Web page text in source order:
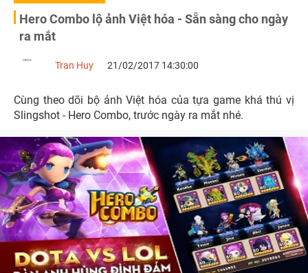
Hero Combo lộ ảnh Việt hóa - Sẵn sàng cho ngày
ra mắt
Tran Huy 21/02/2017 14:30:00
Cùng theo dõi bộ ảnh Việt hóa của tựa game khá thú vị
Slingshot - Hero Combo, trước ngày ra mắt nhé.